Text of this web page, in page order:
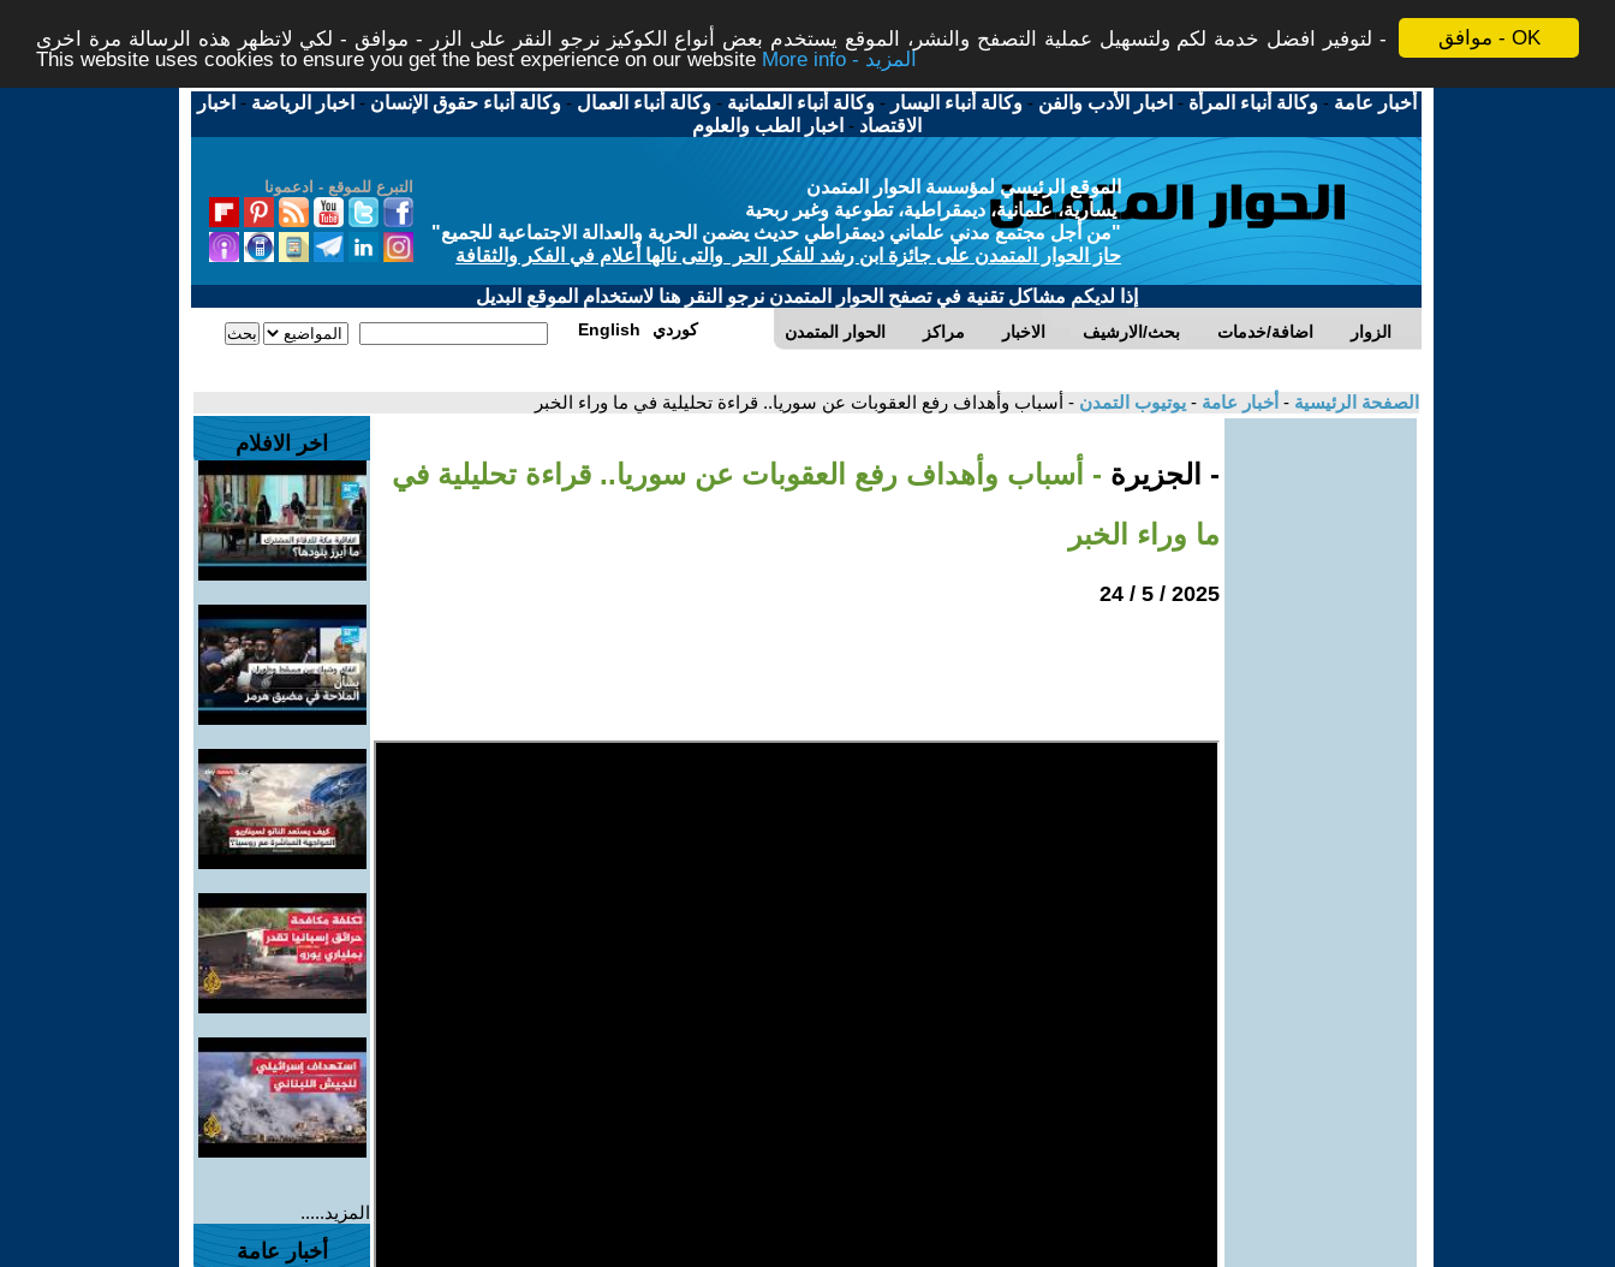
موافق - OK
لتوفير افضل خدمة لكم ولتسهيل عملية التصفح والنشر، الموقع يستخدم بعض أنواع الكوكيز نرجو النقر على الزر - موافق - لكي لاتظهر هذه الرسالة مرة اخرى -
This website uses cookies to ensure you get the best experience on our website
More info - المزيد
أخبار عامة -وكالة أنباء المرأة - اخبار الأدب والفن -وكالة أنباء اليسار -وكالة أنباء العلمانية -وكالة أنباء العمال -وكالة أنباء حقوق الإنسان - اخبار الرياضة - اخبار
الاقتصاد - اخبار الطب والعلوم
التبرع للموقع - ادعمونا
الموقع الرئيسي لمؤسسة الحوار المتمدن
يسارية، علمانية، ديمقراطية، تطوعية وغير ربحية
"من أجل مجتمع مدني علماني ديمقراطي حديث يضمن الحرية والعدالة الاجتماعية للجميع"
حاز الحوار المتمدن على جائزة ابن رشد للفكر الحر والتى نالها أعلام في الفكر والثقافة
إذا لديكم مشاكل تقنية في تصفح الحوار المتمدن نرجو النقر هنا لاستخدام الموقع البديل
الحوار المتمدن مراكز الاخبار بحث/الارشيف اضافة/خدمات الزوار English كوردي
الصفحة الرئيسية - أخبار عامة - يوتيوب التمدن - أسباب وأهداف رفع العقوبات عن سوريا.. قراءة تحليلية في ما وراء الخبر
- الجزيرة - أسباب وأهداف رفع العقوبات عن سوريا.. قراءة تحليلية في
ما وراء الخبر
2025 / 5 / 24
اخر الافلام
المزيد.....
أخبار عامة